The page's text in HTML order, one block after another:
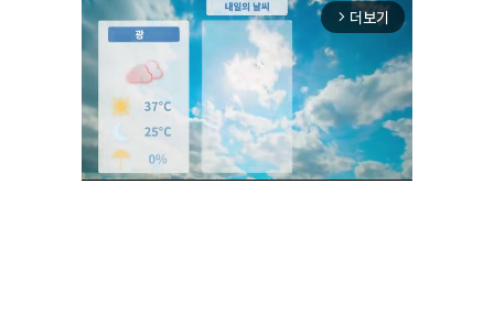
arrow_forward_ios 더보기